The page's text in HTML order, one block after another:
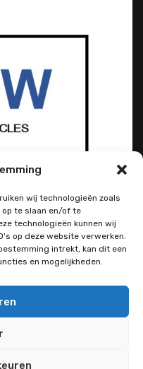
wij technologieën zoals
te slaan en/of te
technologieën kunnen wij
op deze website verwerken.
intrekt, kan dit een
en mogelijkheden.